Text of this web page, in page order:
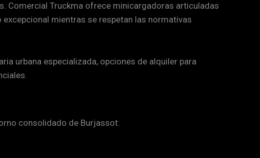
Comercial Truckma ofrece minicargadoras articuladas
mientras se respetan las normativas
urbana especializada, opciones de alquiler para
consolidado de Burjassot: